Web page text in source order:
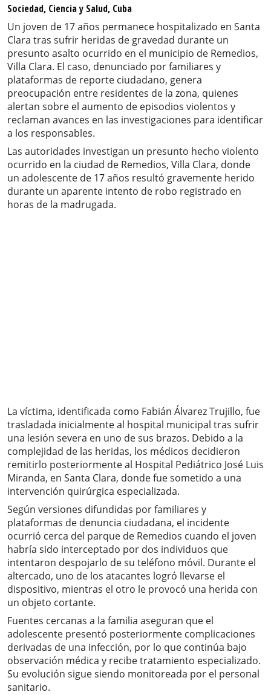
Sociedad, Ciencia y Salud, Cuba
Un joven de 17 años permanece hospitalizado en Santa
Clara tras sufrir heridas de gravedad durante un
presunto asalto ocurrido en el municipio de Remedios,
Villa Clara. El caso, denunciado por familiares y
plataformas de reporte ciudadano, genera
preocupación entre residentes de la zona, quienes
alertan sobre el aumento de episodios violentos y
reclaman avances en las investigaciones para identificar
a los responsables.
Las autoridades investigan un presunto hecho violento
ocurrido en la ciudad de Remedios, Villa Clara, donde
un adolescente de 17 años resultó gravemente herido
durante un aparente intento de robo registrado en
horas de la madrugada.
La víctima, identificada como Fabián Álvarez Trujillo, fue
trasladada inicialmente al hospital municipal tras sufrir
una lesión severa en uno de sus brazos. Debido a la
complejidad de las heridas, los médicos decidieron
remitirlo posteriormente al Hospital Pediátrico José Luis
Miranda, en Santa Clara, donde fue sometido a una
intervención quirúrgica especializada.
Según versiones difundidas por familiares y
plataformas de denuncia ciudadana, el incidente
ocurrió cerca del parque de Remedios cuando el joven
habría sido interceptado por dos individuos que
intentaron despojarlo de su teléfono móvil. Durante el
altercado, uno de los atacantes logró llevarse el
dispositivo, mientras el otro le provocó una herida con
un objeto cortante.
Fuentes cercanas a la familia aseguran que el
adolescente presentó posteriormente complicaciones
derivadas de una infección, por lo que continúa bajo
observación médica y recibe tratamiento especializado.
Su evolución sigue siendo monitoreada por el personal
sanitario.